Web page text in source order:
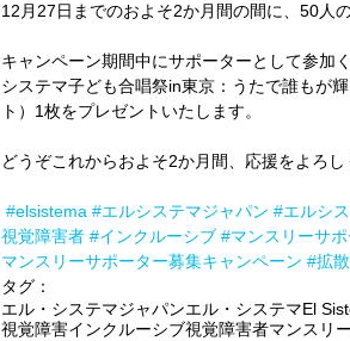
12月27日までのおよそ2か月間の間に、50人
キャンペーン期間中にサポーターとして参加
システマ子ども合唱祭in東京：うたで誰もが
ト）1枚をプレゼントいたします。
どうぞこれからおよそ2か月間、応援をよろし
#elsistema #エルシステマジャパン #エルシ
視覚障害者 #インクルーシブ #マンスリーサ
マンスリーサポーター募集キャンペーン #拡
タグ：
エル・システマジャパンエル・システマEl
視覚障害インクルーシブ視覚障害者マンスリ